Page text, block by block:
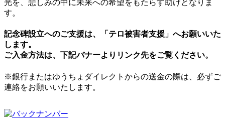
光を、悲しみの中に未来への希望をもたらす助けとなりま
す。
記念碑設立へのご支援は、「テロ被害者支援」へお願いいた
します。
ご入金方法は、下記バナーよりリンク先をご覧ください。
※銀行またはゆうちょダイレクトからの送金の際は、必ずご
連絡をお願いいたします。